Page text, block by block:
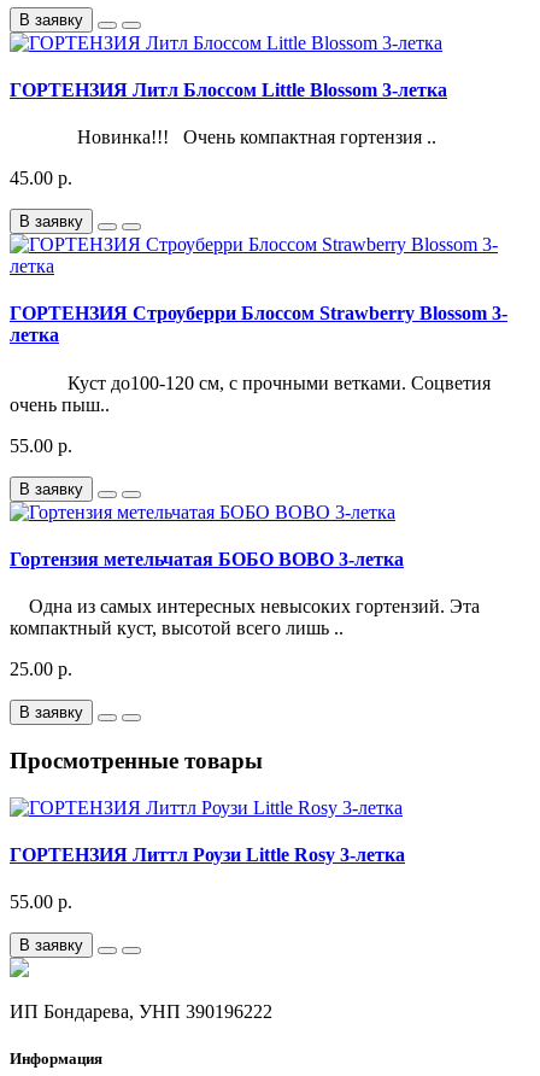
В заявку
ГОРТЕНЗИЯ Литл Блоссом Little Blossom 3-летка
Новинка!!! Очень компактная гортензия ..
45.00 р.
В заявку
ГОРТЕНЗИЯ Строуберри Блоссом Strawberry Blossom 3-
летка
Куст до100-120 см, с прочными ветками. Соцветия
очень пыш..
55.00 р.
В заявку
Гортензия метельчатая БОБО BOBO 3-летка
Одна из самых интересных невысоких гортензий. Эта
компактный куст, высотой всего лишь ..
25.00 р.
В заявку
Просмотренные товары
ГОРТЕНЗИЯ Литтл Роузи Little Rosy 3-летка
55.00 р.
В заявку
ИП Бондарева, УНП 390196222
Информация